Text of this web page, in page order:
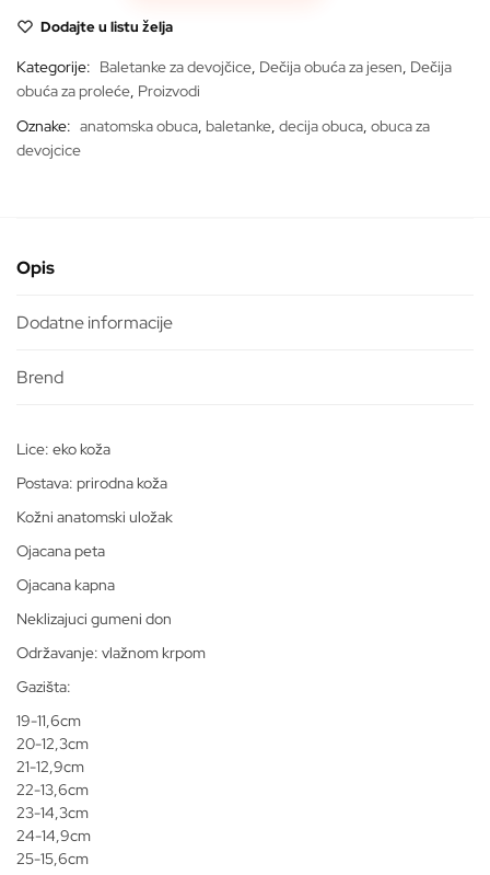
količina
Dodajte u listu želja
Kategorije: Baletanke za devojčice, Dečija obuća za jesen, Dečija
obuća za proleće, Proizvodi
Oznake: anatomska obuca, baletanke, decija obuca, obuca za
devojcice
Opis
Dodatne informacije
Lice: eko koža
Postava: prirodna koža
Kožni anatomski uložak
Ojacana peta
Ojacana kapna
Neklizajuci gumeni don
Održavanje: vlažnom krpom
Gazišta:
19-11,6cm
20-12,3cm
21-12,9cm
22-13,6cm
23-14,3cm
24-14,9cm
25-15,6cm